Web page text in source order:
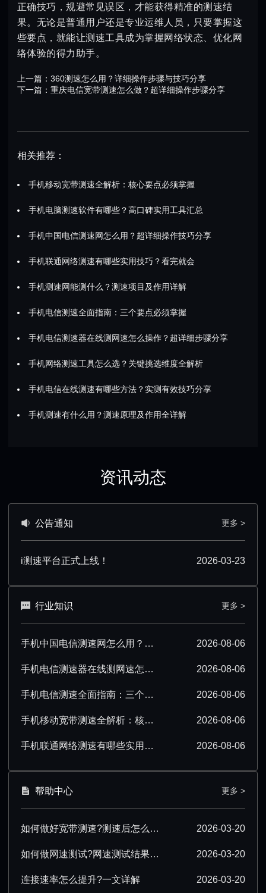
正确技巧，规避常见误区，才能获得精准的测速结
果。无论是普通用户还是专业运维人员，只要掌握这
些要点，就能让测速工具成为掌握网络状态、优化网
络体验的得力助手。
上一篇： 360测速怎么用？详细操作步骤与技巧分享
下一篇： 重庆电信宽带测速怎么做？超详细操作步骤分享
相关推荐：
手机移动宽带测速全解析：核心要点必须掌握
手机电脑测速软件有哪些？高口碑实用工具汇总
手机中国电信测速网怎么用？超详细操作技巧分享
手机联通网络测速有哪些实用技巧？看完就会
手机测速网能测什么？测速项目及作用详解
手机电信测速全面指南：三个要点必须掌握
手机电信测速器在线测网速怎么操作？超详细步骤分享
手机网络测速工具怎么选？关键挑选维度全解析
手机电信在线测速有哪些方法？实测有效技巧分享
手机测速有什么用？测速原理及作用全详解
资讯动态
公告通知 更多 >
i测速平台正式上线！ 2026-03-23
行业知识 更多 >
手机中国电信测速网怎么用？超详细操作技巧分享 2026-08-06
手机电信测速器在线测网速怎么操作？超详细步骤分享 2026-08-06
手机电信测速全面指南：三个要点必须掌握 2026-08-06
手机移动宽带测速全解析：核心要点必须掌握 2026-08-06
手机联通网络测速有哪些实用技巧？看完就会 2026-08-06
帮助中心 更多 >
如何做好宽带测速?测速后怎么优化? 2026-03-20
如何做网速测试?网速测试结果怎么解读? 2026-03-20
连接速率怎么提升?一文详解 2026-03-20